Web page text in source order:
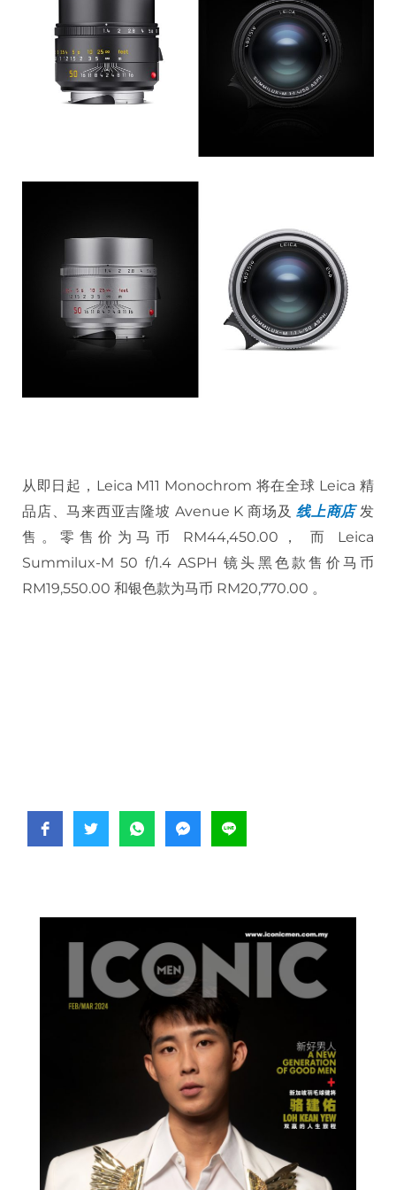
从即日起，Leica M11 Monochrom 将在全球 Leica 精
品店、马来西亚吉隆坡 Avenue K 商场及线上商店发
售。零售价为马币 RM44,450.00， 而 Leica
Summilux-M 50 f/1.4 ASPH 镜头黑色款售价马币
RM19,550.00 和银色款为马币 RM20,770.00 。